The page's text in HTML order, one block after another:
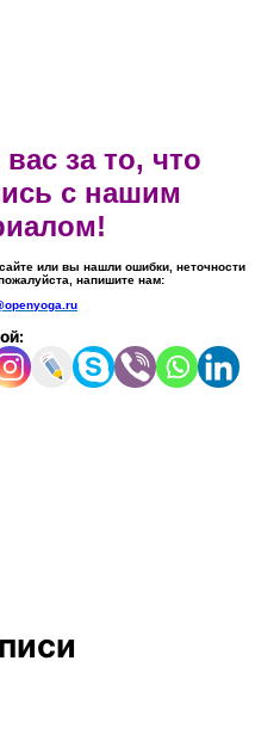
за то, что
с нашим
или вы нашли ошибки, неточности
напишите нам: